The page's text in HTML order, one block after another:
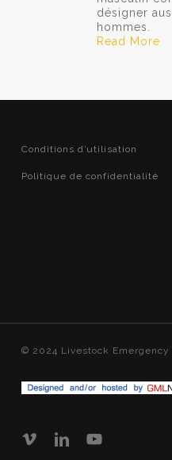
désigner
hommes.
Read More
Conditions d’utilisation
Politique de confidentialité
© 2024 Livestock
vimeo linkedinyoutube